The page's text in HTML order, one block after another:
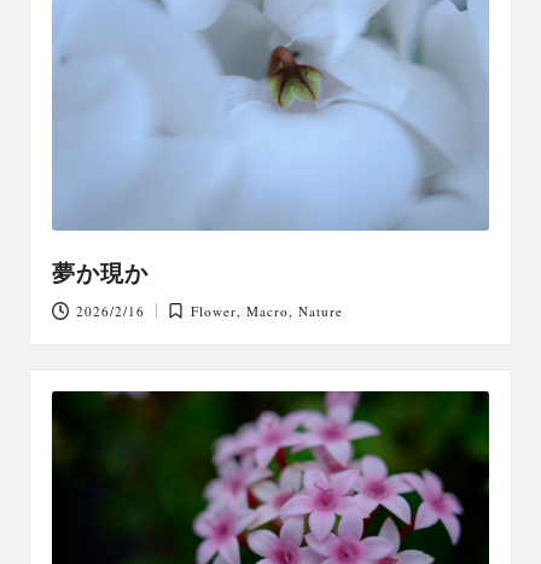
夢か現か
2026/2/16
Posted
Flower ,Macro ,Nature